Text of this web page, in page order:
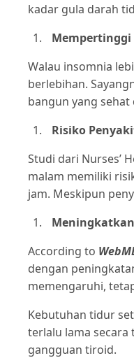
kadar gula darah
Mempertinggi
Walau insomnia
berlebihan.
bangun yang
Risiko
Studi dari Nurses’
malam memiliki
jam. Meskipun
According to
dengan
memengaruhi,
Kebutuhan tidur
terlalu lama secara
gangguan tiroid.